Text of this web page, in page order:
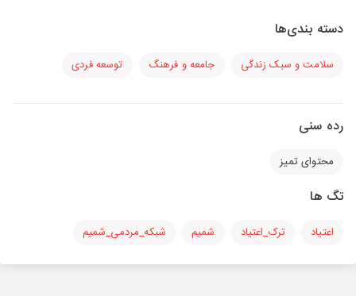
دسته بندی‌ها
سلامت و سبک زندگی جامعه و فرهنگ توسعه فردی
رده سنی
محتوای تمیز
تگ ها
اعتیاد ترک_اعتیاد شمیم شبکه_مردمی_شمیم